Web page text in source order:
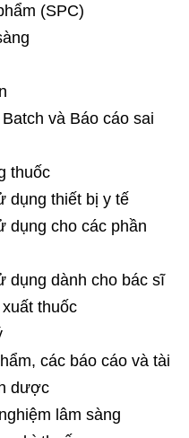
(SPC)
và Báo cáo sai
thuốc
dụng thiết bị y tế
dụng cho các phần
dụng dành cho bác sĩ
thuốc
các báo cáo và tài
dược
lâm sàng